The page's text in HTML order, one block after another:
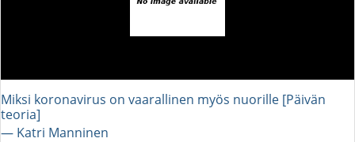
Miksi koronavirus on vaarallinen myös nuorille [Päivän
teoria]
― Katri Manninen